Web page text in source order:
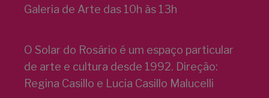
Galeria de Arte das 10h às 13h
O Solar do Rosário é um espaço particular
de arte e cultura desde 1992. Direção:
Regina Casillo e Lucia Casillo Malucelli